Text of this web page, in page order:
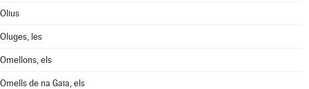
Olius
Oluges, les
Omellons, els
Omells de na Gaia, els